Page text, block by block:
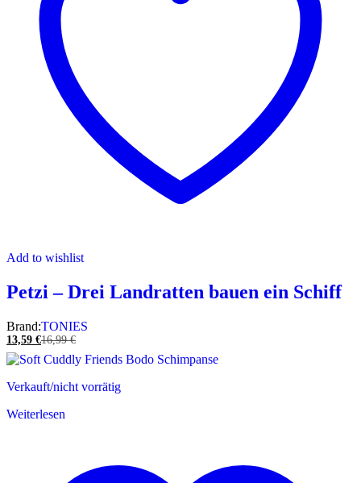
Add to wishlist
Petzi – Drei Landratten bauen ein Schiff
Brand:TONIES
13,59 €16,99€
Verkauft/nicht vorrätig
Weiterlesen